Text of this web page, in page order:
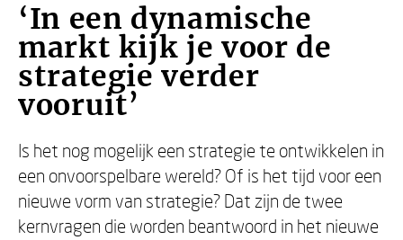
‘In een dynamische
markt kijk je voor de
strategie verder
vooruit’
Is het nog mogelijk een strategie te ontwikkelen in
een onvoorspelbare wereld? Of is het tijd voor een
nieuwe vorm van strategie? Dat zijn de twee
kernvragen die worden beantwoord in het nieuwe